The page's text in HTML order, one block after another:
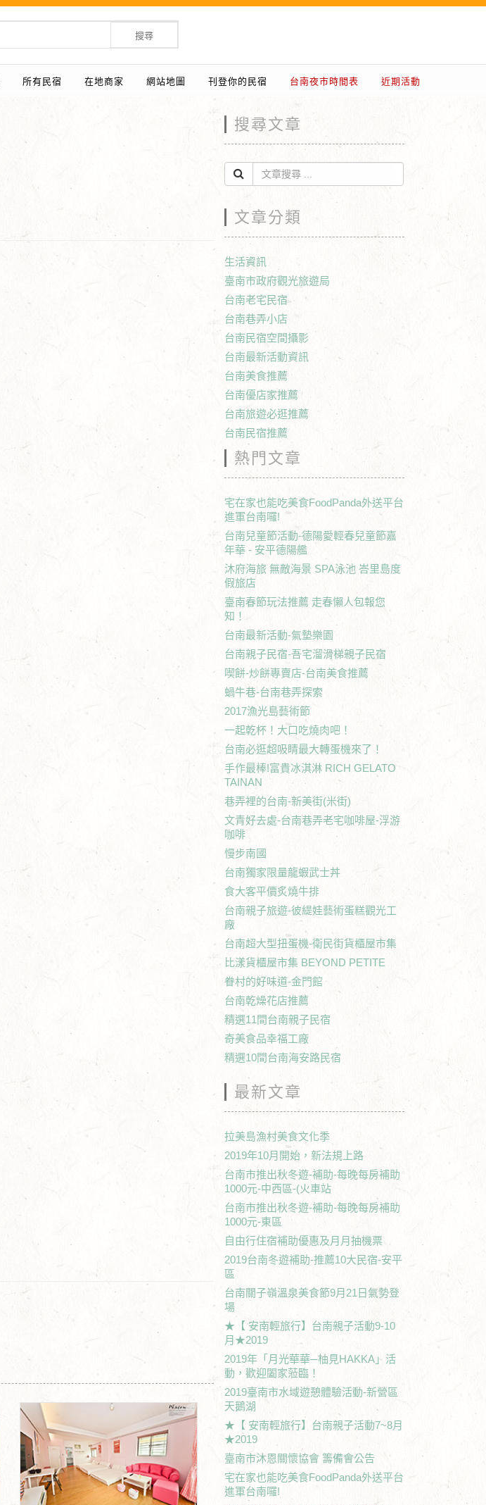
搜尋
所有民宿 在地商家 網站地圖 刊登你的民宿 台南夜市時間表 近期活動
搜尋文章
文章分類
生活資訊
臺南市政府觀光旅遊局
台南老宅民宿
台南巷弄小店
台南民宿空間攝影
台南最新活動資訊
台南美食推薦
台南優店家推薦
台南旅遊必逛推薦
台南民宿推薦
熱門文章
宅在家也能吃美食FoodPanda外送平台
進軍台南囉!
台南兒童節活動-德陽愛輕春兒童節嘉
年華 - 安平德陽艦
沐府海旅 無敵海景 SPA泳池 峇里島度
假旅店
臺南春節玩法推薦 走春懶人包報您
知！
台南最新活動-氣墊樂園
台南親子民宿-吾宅溜滑梯親子民宿
喫餅-炒餅專賣店-台南美食推薦
蝸牛巷-台南巷弄探索
2017漁光島藝術節
一起乾杯！大口吃燒肉吧！
台南必逛超吸睛最大轉蛋機來了！
手作最棒!富貴冰淇淋 RICH GELATO
TAINAN
巷弄裡的台南-新美街(米街)
文青好去處-台南巷弄老宅咖啡屋-浮游
咖啡
慢步南國
台南獨家限量龍蝦武士丼
食大客平價炙燒牛排
台南親子旅遊-彼緹娃藝術蛋糕觀光工
廠
台南超大型扭蛋機-衛民街貨櫃屋市集
比漾貨櫃屋市集 BEYOND PETITE
眷村的好味道-金門館
台南乾燥花店推薦
精選11間台南親子民宿
奇美食品幸福工廠
精選10間台南海安路民宿
最新文章
拉美島漁村美食文化季
2019年10月開始，新法規上路
台南市推出秋冬遊-補助-每晚每房補助
1000元-中西區-(火車站
台南市推出秋冬遊-補助-每晚每房補助
1000元-東區
自由行住宿補助優惠及月月抽機票
2019台南冬遊補助-推薦10大民宿-安平
區
台南關子嶺溫泉美食節9月21日氣勢登
場
★【 安南輕旅行】台南親子活動9-10
月★2019
2019年「月光華華─柚見HAKKA」活
動，歡迎闔家蒞臨！
2019臺南市水域遊憩體驗活動-新營區
天鵝湖
★【 安南輕旅行】台南親子活動7~8月
★2019
臺南市沐恩關懷協會 籌備會公告
宅在家也能吃美食FoodPanda外送平台
進軍台南囉!